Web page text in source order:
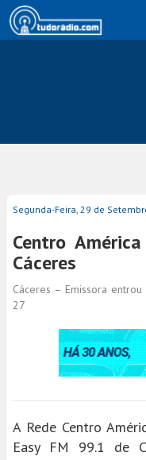
Segunda-Feira, 29 de
Centro
Cáceres
Cáceres – Emissora
27
A Rede Centro
Easy FM 99.1 de